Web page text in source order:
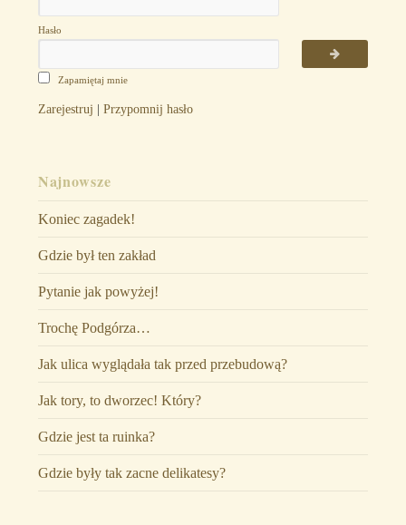
Hasło
Zapamiętaj mnie
Zarejestruj | Przypomnij hasło
Najnowsze
Koniec zagadek!
Gdzie był ten zakład
Pytanie jak powyżej!
Trochę Podgórza…
Jak ulica wyglądała tak przed przebudową?
Jak tory, to dworzec! Który?
Gdzie jest ta ruinka?
Gdzie były tak zacne delikatesy?